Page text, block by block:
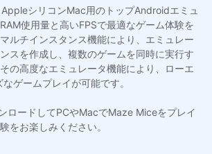
シリコンMac用のトップAndroidエミュ
使用量と高いFPSで最適なゲーム体験を
ルチインスタンス機能により、エミュレー
スを作成し、複数のゲームを同時に実行す
の高度なエミュレータ機能により、ローエ
ゲームプレイが可能です。
ロードしてPCやMacでMaze Miceをプレイ
をお楽しみください。